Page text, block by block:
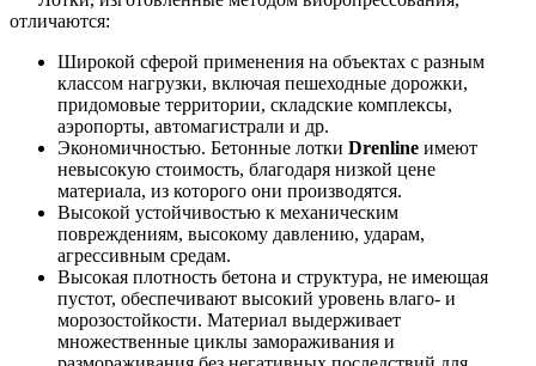
отличаются:
Широкой сферой применения на объектах с разным
классом нагрузки, включая пешеходные дорожки,
придомовые территории, складские комплексы,
аэропорты, автомагистрали и др.
Экономичностью. Бетонные лотки Drenline имеют
невысокую стоимость, благодаря низкой цене
материала, из которого они производятся.
Высокой устойчивостью к механическим
повреждениям, высокому давлению, ударам,
агрессивным средам.
Высокая плотность бетона и структура, не имеющая
пустот, обеспечивают высокий уровень влаго- и
морозостойкости. Материал выдерживает
множественные циклы замораживания и